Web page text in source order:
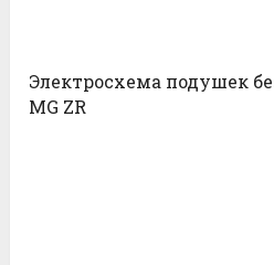
Электросхема подушек
MG ZR